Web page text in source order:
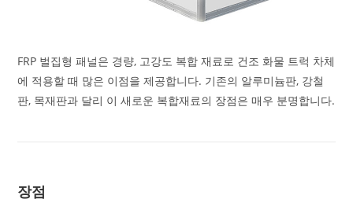
FRP 벌집형 패널은 경량, 고강도 복합 재료로 건조 화물 트럭 차체
에 적용할 때 많은 이점을 제공합니다. 기존의 알루미늄판, 강철
판, 목재판과 달리 이 새로운 복합재료의 장점은 매우 분명합니다.
장점